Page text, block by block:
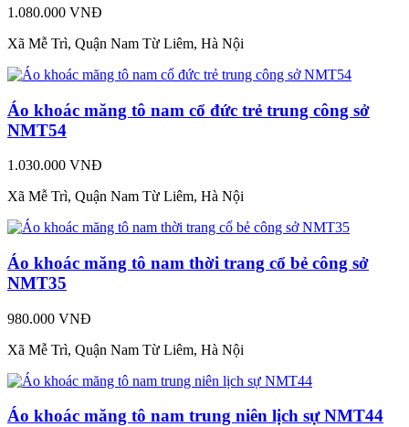
1.080.000 VNĐ
Xã Mễ Trì, Quận Nam Từ Liêm, Hà Nội
Áo khoác măng tô nam cổ đức trẻ trung công sở
NMT54
1.030.000 VNĐ
Xã Mễ Trì, Quận Nam Từ Liêm, Hà Nội
Áo khoác măng tô nam thời trang cổ bẻ công sở
NMT35
980.000 VNĐ
Xã Mễ Trì, Quận Nam Từ Liêm, Hà Nội
Áo khoác măng tô nam trung niên lịch sự NMT44